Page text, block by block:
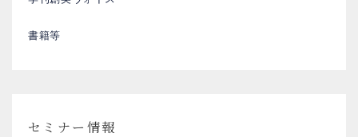
書籍等
セミナー情報